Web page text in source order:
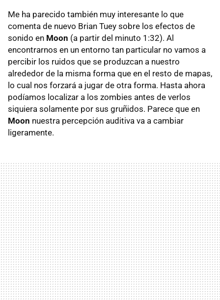
Me ha parecido también muy interesante lo que
comenta de nuevo Brian Tuey sobre los efectos de
sonido en Moon (a partir del minuto 1:32). Al
encontrarnos en un entorno tan particular no vamos a
percibir los ruidos que se produzcan a nuestro
alrededor de la misma forma que en el resto de mapas,
lo cual nos forzará a jugar de otra forma. Hasta ahora
podíamos localizar a los zombies antes de verlos
siquiera solamente por sus gruñidos. Parece que en
Moon nuestra percepción auditiva va a cambiar
ligeramente.